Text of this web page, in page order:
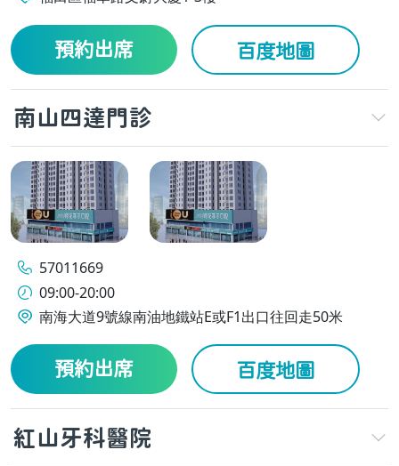
預約出席 百度地圖
南山四達門診
57011669
09:00-20:00
南海大道9號線南油地鐵站E或F1出口往回走50米
預約出席 百度地圖
紅山牙科醫院